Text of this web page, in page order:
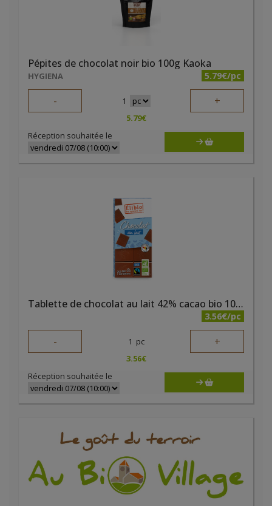
Pépites de chocolat noir bio 100g Kaoka
HYGIENA 5.79€/pc
- 1 +
5.79€
Réception souhaitée le
Tablette de chocolat au lait 42% cacao bio 100g Elibio
3.56€/pc
- 1 pc +
3.56€
Réception souhaitée le